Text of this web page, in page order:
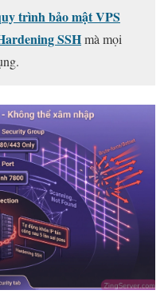
trình bảo mật VPS
SSHmà mọi